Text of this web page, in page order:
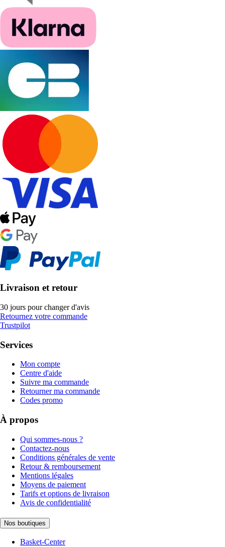
Livraison et retour
30 jours pour changer d'avis
Retournez votre commande
Trustpilot
Services
Mon compte
Centre d'aide
Suivre ma commande
Retourner ma commande
Codes promo
À propos
Qui sommes-nous ?
Contactez-nous
Conditions générales de vente
Retour & remboursement
Mentions légales
Moyens de paiement
Tarifs et options de livraison
Avis de confidentialité
Nos boutiques
Basket-Center